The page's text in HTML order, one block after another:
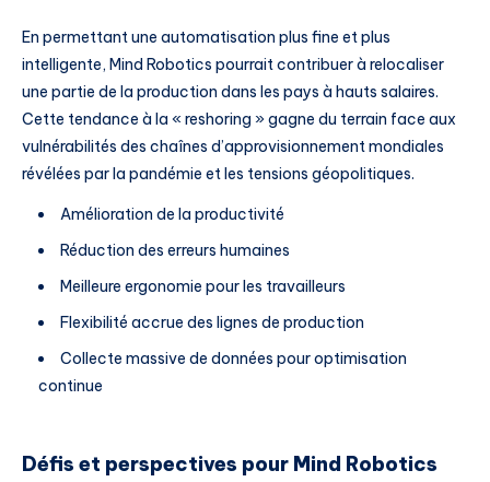
En permettant une automatisation plus fine et plus
intelligente, Mind Robotics pourrait contribuer à relocaliser
une partie de la production dans les pays à hauts salaires.
Cette tendance à la « reshoring » gagne du terrain face aux
vulnérabilités des chaînes d’approvisionnement mondiales
révélées par la pandémie et les tensions géopolitiques.
Amélioration de la productivité
Réduction des erreurs humaines
Meilleure ergonomie pour les travailleurs
Flexibilité accrue des lignes de production
Collecte massive de données pour optimisation
continue
Défis et perspectives pour Mind Robotics